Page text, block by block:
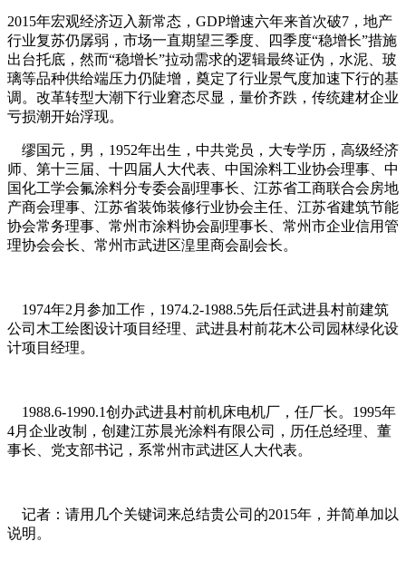
2015年宏观经济迈入新常态，GDP增速六年来首次破7，地产
行业复苏仍孱弱，市场一直期望三季度、四季度“稳增长”措施
出台托底，然而“稳增长”拉动需求的逻辑最终证伪，水泥、玻
璃等品种供给端压力仍陡增，奠定了行业景气度加速下行的基
调。改革转型大潮下行业窘态尽显，量价齐跌，传统建材企业
亏损潮开始浮现。
缪国元，男，1952年出生，中共党员，大专学历，高级经济
师、第十三届、十四届人大代表、中国涂料工业协会理事、中
国化工学会氟涂料分专委会副理事长、江苏省工商联合会房地
产商会理事、江苏省装饰装修行业协会主任、江苏省建筑节能
协会常务理事、常州市涂料协会副理事长、常州市企业信用管
理协会会长、常州市武进区湟里商会副会长。
1974年2月参加工作，1974.2-1988.5先后任武进县村前建筑
公司木工绘图设计项目经理、武进县村前花木公司园林绿化设
计项目经理。
1988.6-1990.1创办武进县村前机床电机厂，任厂长。1995年
4月企业改制，创建江苏晨光涂料有限公司，历任总经理、董
事长、党支部书记，系常州市武进区人大代表。
记者：请用几个关键词来总结贵公司的2015年，并简单加以
说明。